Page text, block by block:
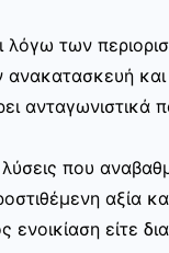
των
ανακατασκευή
ανταγωνιστικά
που
αξία
είτε